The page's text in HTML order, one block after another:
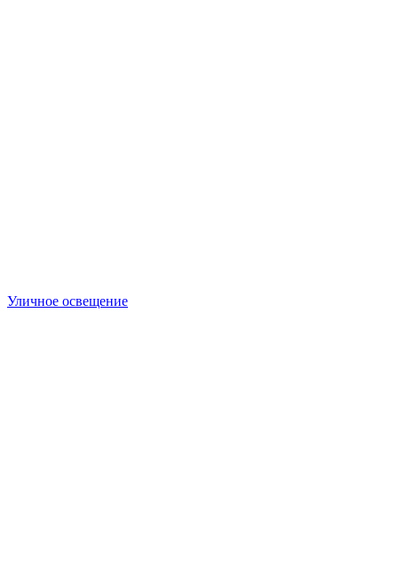
Уличное освещение